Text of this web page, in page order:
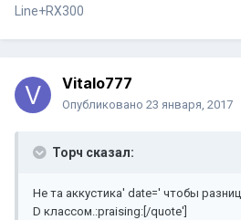
Line+RX300
Vitalo777
Опубликовано 23 января, 2017
Торч сказал:
Не та аккустика' date=' чтобы
D классом.:praising:[/quote']